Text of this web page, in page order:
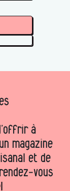
à
magazine
et de
vous